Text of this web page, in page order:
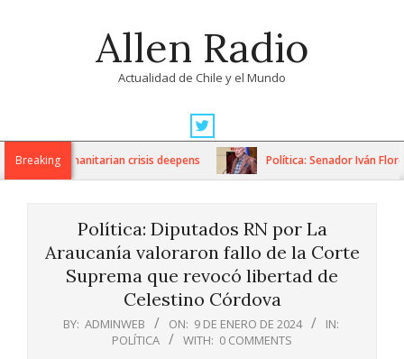
Allen Radio
Actualidad de Chile y el Mundo
Navigation
MenuBreaking
as humanitarian crisis deepens Política: Senador Iván Flores
Política: Diputados RN por La
Araucanía valoraron fallo de la Corte
Suprema que revocó libertad de
Celestino Córdova
BY: ADMINWEB ON: 9 DE ENERO DE 2024
IN:
POLÍTICA
WITH: 0 COMMENTS